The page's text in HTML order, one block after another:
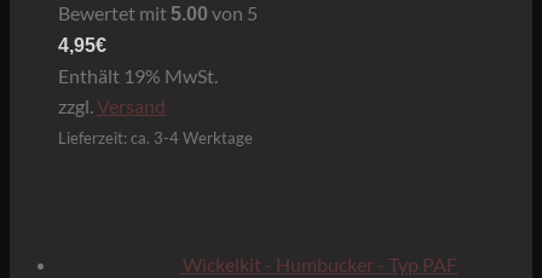
Bewertet mit5.00 von 5
4,95€
Enthält 19% MwSt.
zzgl.Versand
Lieferzeit: ca. 3-4 Werktage
Wickelkit - Humbucker - Typ PAF